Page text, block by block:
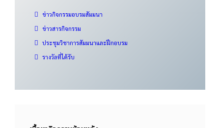
ข่าวกิจกรรมอบรมสัมมนา
ข่าวสารกิจกรรม
ประชุมวิชาการสัมมนาและฝึกอบรม
รางวัลที่ได้รับ